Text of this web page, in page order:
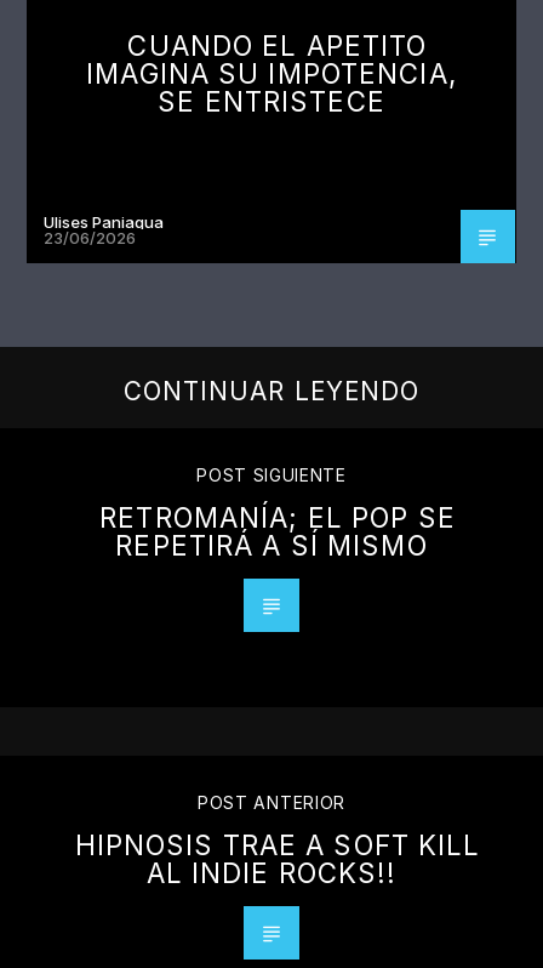
CUANDO EL APETITO
IMAGINA SU IMPOTENCIA,
SE ENTRISTECE
Ulises Paniagua
23/06/2026
CONTINUAR LEYENDO
POST SIGUIENTE
RETROMANÍA; EL POP SE
REPETIRÁ A SÍ MISMO
POST ANTERIOR
HIPNOSIS TRAE A SOFT KILL
AL INDIE ROCKS!!